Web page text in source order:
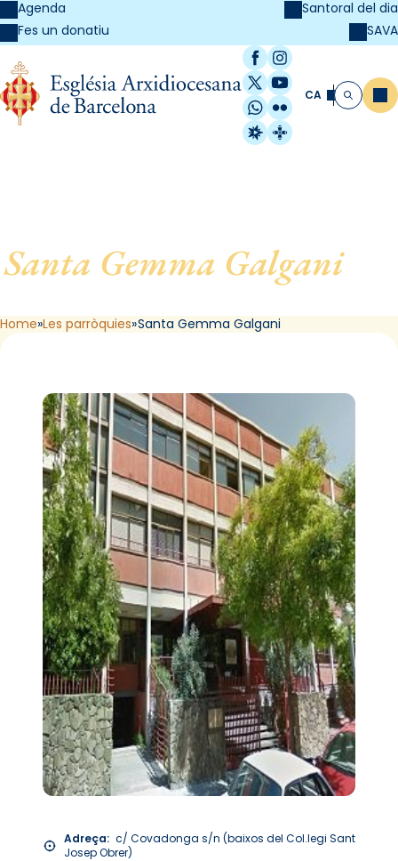
Agenda
Fes un donatiu
Santoral del dia
SAVA
Facebook
Instagram
X / Twitter
YouTube
WhatsApp
Flickr
Radio Estel
Catalunya
CA Cerca
Santa Gemma Galgani, de
L´Hospitalet de Llobregat
Home Les parròquies Santa Gemma Galgani
Adreça: c/ Covadonga s/n (baixos del Col.legi Sant
Josep Obrer)